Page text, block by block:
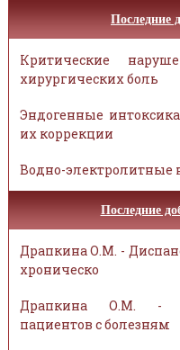
Последние
Критические
хирургических боль
Эндогенные
их коррекции
Водно-электролитные
Последние
Драпкина О.М. -
хроническо
Драпкина О.М. -
пациентов с болезням